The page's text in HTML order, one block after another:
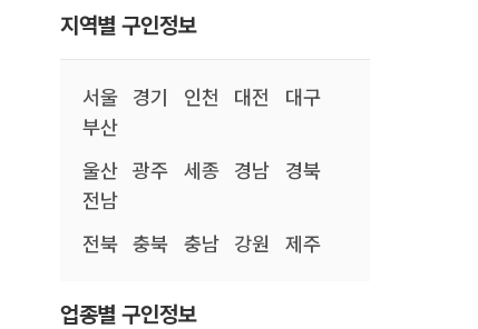
지역별 구인정보
서울 경기 인천 대전
대구
부산
울산
광주 세종 경남
경북
전남
전북
충북 충남 강원 제주
업종별 구인정보